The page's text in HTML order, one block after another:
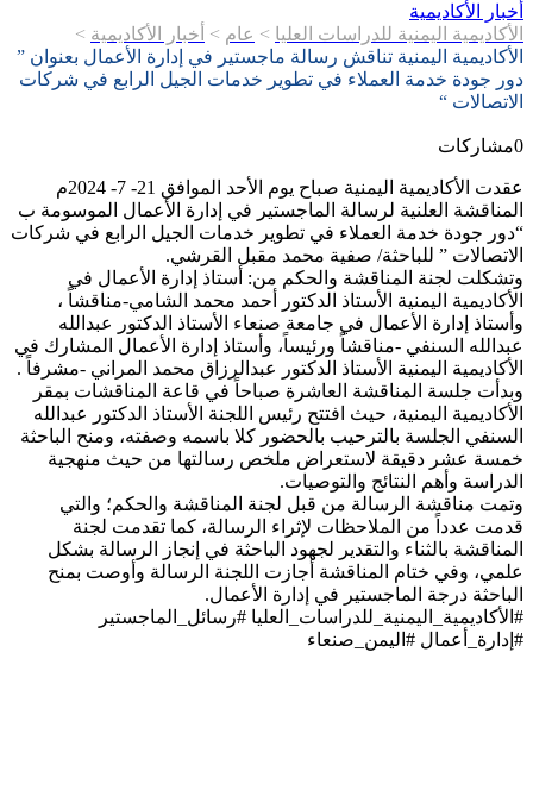
أخبار الأكاديمية
الأكاديمية اليمنية للدراسات العليا > عام > أخبار الأكاديمية >
الأكاديمية اليمنية تناقش رسالة ماجستير في إدارة الأعمال بعنوان ”
دور جودة خدمة العملاء في تطوير خدمات الجيل الرابع في شركات
الاتصالات “
0مشاركات
عقدت الأكاديمية اليمنية صباح يوم الأحد الموافق 21- 7- 2024م
المناقشة العلنية لرسالة الماجستير في إدارة الأعمال الموسومة ب
“دور جودة خدمة العملاء في تطوير خدمات الجيل الرابع في شركات
الاتصالات ” للباحثة/ صفية محمد مقبل القرشي.
وتشكلت لجنة المناقشة والحكم من: أستاذ إدارة الأعمال في
الأكاديمية اليمنية الأستاذ الدكتور أحمد محمد الشامي-مناقشاً ،
وأستاذ إدارة الأعمال في جامعة صنعاء الأستاذ الدكتور عبدالله
عبدالله السنفي -مناقشاً ورئيساً، وأستاذ إدارة الأعمال المشارك في
الأكاديمية اليمنية الأستاذ الدكتور عبدالرزاق محمد المراني -مشرفاً .
وبدأت جلسة المناقشة العاشرة صباحاً في قاعة المناقشات بمقر
الأكاديمية اليمنية، حيث افتتح رئيس اللجنة الأستاذ الدكتور عبدالله
السنفي الجلسة بالترحيب بالحضور كلا باسمه وصفته، ومنح الباحثة
خمسة عشر دقيقة لاستعراض ملخص رسالتها من حيث منهجية
الدراسة وأهم النتائج والتوصيات.
وتمت مناقشة الرسالة من قبل لجنة المناقشة والحكم؛ والتي
قدمت عدداً من الملاحظات لإثراء الرسالة، كما تقدمت لجنة
المناقشة بالثناء والتقدير لجهود الباحثة في إنجاز الرسالة بشكل
علمي، وفي ختام المناقشة أجازت اللجنة الرسالة وأوصت بمنح
الباحثة درجة الماجستير في إدارة الأعمال.
#الأكاديمية_اليمنية_للدراسات_العليا #رسائل_الماجستير
#إدارة_أعمال #اليمن_صنعاء